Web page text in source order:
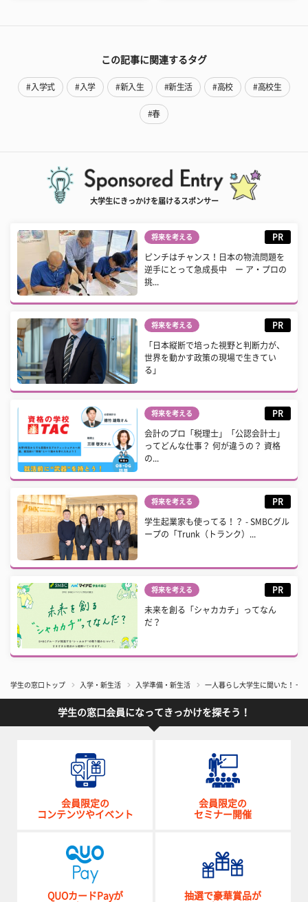
この記事に関連するタグ
#入学式 #入学 #新入生 #新生活 #高校 #高校生
#春
大学生にきっかけを届けるスポンサー
将来を考える PR
ピンチはチャンス！日本の物流問題を
逆手にとって急成長中 ー ア・プロの
挑...
将来を考える PR
「日本縦断で培った視野と判断力が、
世界を動かす政策の現場で生きてい
る」
将来を考える PR
会計のプロ「税理士」「公認会計士」
ってどんな仕事？ 何が違うの？ 資格
の...
将来を考える PR
学生起業家も使ってる！？ - SMBCグル
ープの「Trunk（トランク）...
将来を考える PR
未来を創る「シャカカチ」ってなん
だ？
学生の窓口トップ 入学・新生活 入学準備・新生活 一人暮らし大学生に聞いた！ 一
学生の窓口会員になってきっかけを探そう！
会員限定の
コンテンツやイベント
会員限定の
セミナー開催
QUOカードPayが
抽選で豪華賞品が